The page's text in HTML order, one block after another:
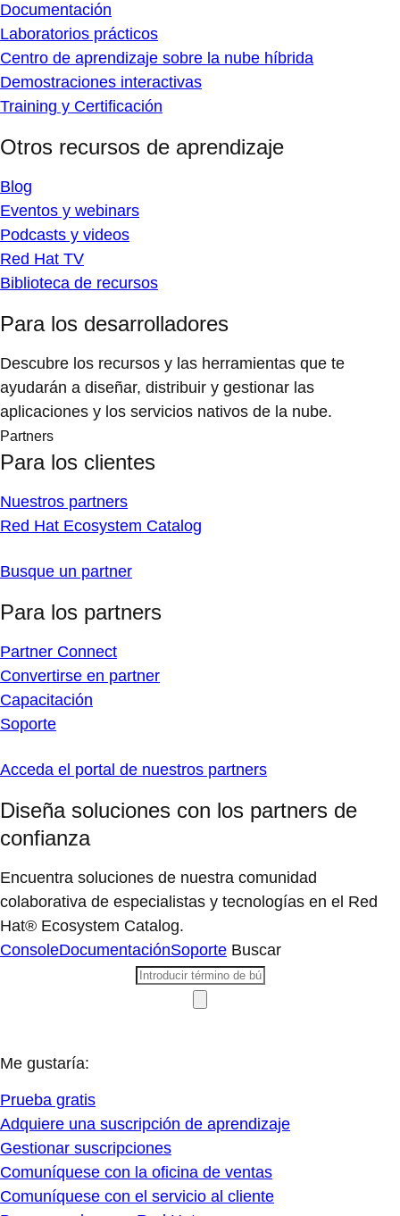
Documentación
Laboratorios prácticos
Centro de aprendizaje sobre la nube híbrida
Demostraciones interactivas
Training y Certificación
Otros recursos de aprendizaje
Blog
Eventos y webinars
Podcasts y videos
Red Hat TV
Biblioteca de recursos
Para los desarrolladores
Descubre los recursos y las herramientas que te
ayudarán a diseñar, distribuir y gestionar las
aplicaciones y los servicios nativos de la nube.
Partners
Para los clientes
Nuestros partners
Red Hat Ecosystem Catalog
Busque un partner
Para los partners
Partner Connect
Convertirse en partner
Capacitación
Soporte
Acceda el portal de nuestros partners
Diseña soluciones con los partners de
confianza
Encuentra soluciones de nuestra comunidad
colaborativa de especialistas y tecnologías en el Red
Hat® Ecosystem Catalog.
ConsoleDocumentaciónSoporte Buscar
Me gustaría:
Prueba gratis
Adquiere una suscripción de aprendizaje
Gestionar suscripciones
Comuníquese con la oficina de ventas
Comuníquese con el servicio al cliente